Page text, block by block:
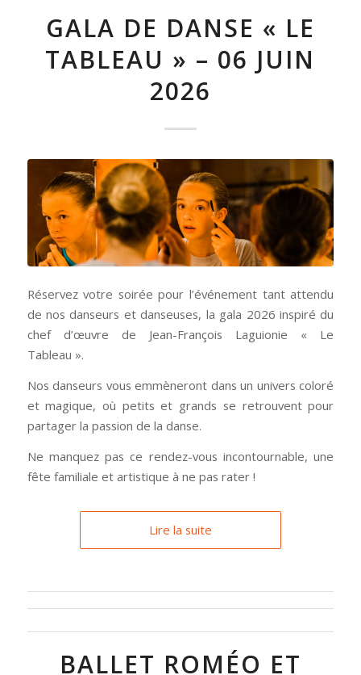
GALA DE DANSE « LE
TABLEAU » – 06 JUIN
2026
Réservez votre soirée pour l’événement tant attendu
de nos danseurs et danseuses, la gala 2026 inspiré du
chef d’œuvre de Jean-François Laguionie « Le
Tableau ».
Nos danseurs vous emmèneront dans un univers coloré
et magique, où petits et grands se retrouvent pour
partager la passion de la danse.
Ne manquez pas ce rendez-vous incontournable, une
fête familiale et artistique à ne pas rater !
Lire la suite
BALLET ROMÉO ET